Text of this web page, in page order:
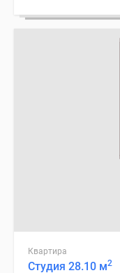
Квартира
Студия 28.10 м2